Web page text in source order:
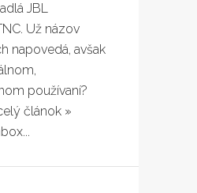
JBL
Už názov
napovedá, avšak
používaní?
článok »